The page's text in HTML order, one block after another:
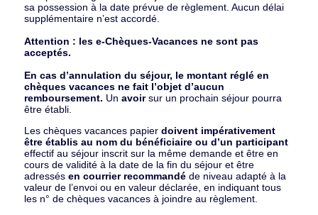
sa possession à la date prévue de règlement. Aucun délai
supplémentaire n’est accordé.
Attention : les e-Chèques-Vacances ne sont pas
acceptés.
En cas d’annulation du séjour, le montant réglé en
chèques vacances ne fait l’objet d’aucun
remboursement. Un avoirsur un prochain séjour pourra
être établi.
Les chèques vacances papier doivent impérativement
être établis au nom du bénéficiaire ou d’un participant
effectif au séjour inscrit sur la même demande et être en
cours de validité à la date de la fin du séjour et être
adressés en courrier recommandéde niveau adapté à la
valeur de l’envoi ou en valeur déclarée, en indiquant tous
les n° de chèques vacances à joindre au règlement.